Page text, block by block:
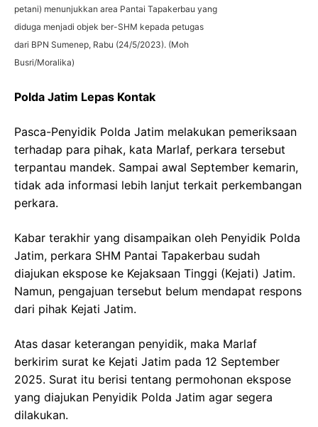
petani) menunjukkan area Pantai Tapakerbau yang
diduga menjadi objek ber-SHM kepada petugas
dari BPN Sumenep, Rabu (24/5/2023). (Moh
Busri/Moralika)
Polda Jatim Lepas Kontak
Pasca-Penyidik Polda Jatim melakukan pemeriksaan
terhadap para pihak, kata Marlaf, perkara tersebut
terpantau mandek. Sampai awal September kemarin,
tidak ada informasi lebih lanjut terkait perkembangan
perkara.
Kabar terakhir yang disampaikan oleh Penyidik Polda
Jatim, perkara SHM Pantai Tapakerbau sudah
diajukan ekspose ke Kejaksaan Tinggi (Kejati) Jatim.
Namun, pengajuan tersebut belum mendapat respons
dari pihak Kejati Jatim.
Atas dasar keterangan penyidik, maka Marlaf
berkirim surat ke Kejati Jatim pada 12 September
2025. Surat itu berisi tentang permohonan ekspose
yang diajukan Penyidik Polda Jatim agar segera
dilakukan.